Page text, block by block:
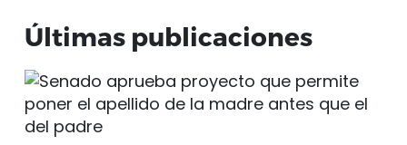
Últimas publicaciones